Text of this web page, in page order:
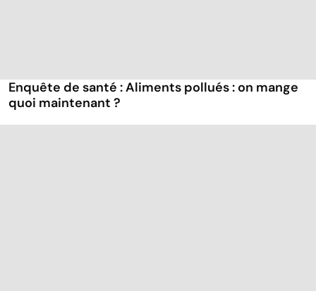
Enquête de santé : Aliments pollués : on mange
quoi maintenant ?